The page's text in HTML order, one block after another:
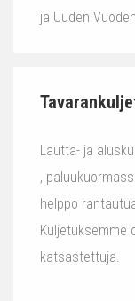
ja Uuden
Lautta- ja
,
helppo
Kuljetuksemme
katsastettuja.